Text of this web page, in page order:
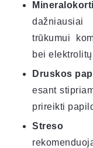
trūkumui
bei
Druskos
esant
prireikti
Streso